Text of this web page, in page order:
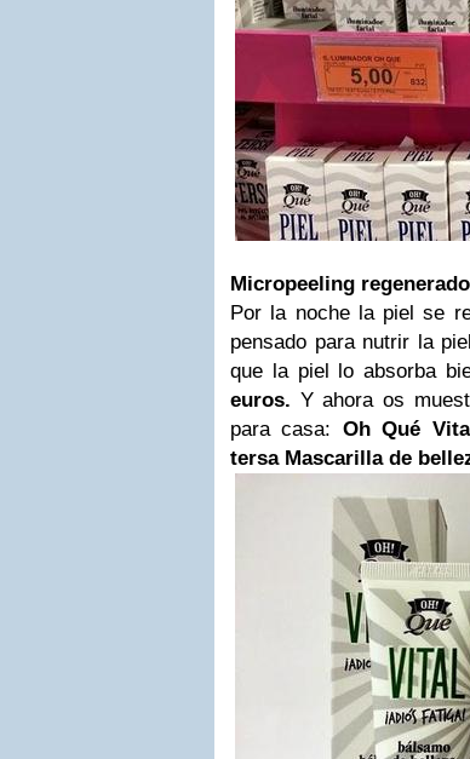
Micropeeling
Por la noche la piel se
pensado para nutrir la
que la piel lo absorba
euros. Y ahora os
para casa: Oh Qué
tersa Mascarilla de